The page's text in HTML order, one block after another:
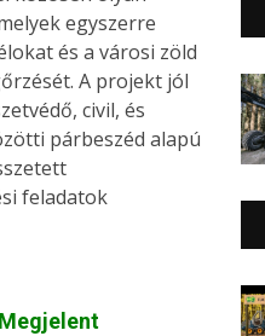
egyszerre
és a városi zöld
A projekt jól
civil, és
párbeszéd alapú
feladatok